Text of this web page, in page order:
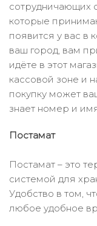
сотрудничающих
которые
появится у вас в
ваш город, вам
идёте в этот
кассовой зоне и
покупку может
знает номер и
Постамат
Постамат – это
системой для
Удобство в том,
любое удобное